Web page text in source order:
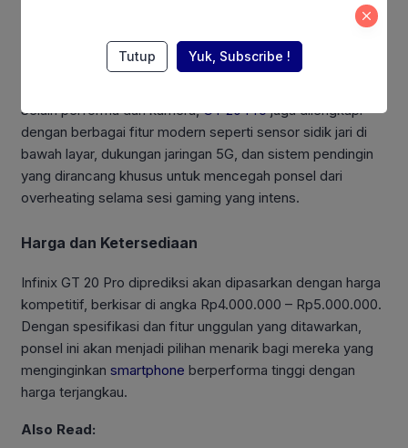
Fitur Tambahan
Selain performa dan kamera,GT 20 Projuga dilengkapi
dengan berbagai fitur modern seperti sensor sidik jari di
bawah layar, dukungan jaringan 5G, dan sistem pendingin
yang dirancang khusus untuk mencegah ponsel dari
overheating selama sesi gaming yang intens.
Harga dan Ketersediaan
Infinix GT 20 Pro diprediksi akan dipasarkan dengan harga
kompetitif, berkisar di angka Rp4.000.000 – Rp5.000.000.
Dengan spesifikasi dan fitur unggulan yang ditawarkan,
ponsel ini akan menjadi pilihan menarik bagi mereka yang
menginginkan smartphone berperforma tinggi dengan
harga terjangkau.
Also Read:
Tutup Yuk, Subscribe !